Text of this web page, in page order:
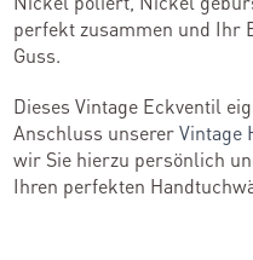
perfekt zusammen und Ihr
Guss.
Dieses Vintage Eckventil
Anschluss unsererVintage
wir Sie hierzu persönlich
Ihren perfekten